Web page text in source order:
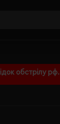
обстрілу рф.